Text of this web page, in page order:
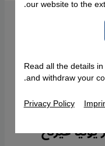
هو
العربي. فقد
أجل التعمق
البنى
غيرلخ
our website to the
Read all the details
and withdraw your
Privacy Policy